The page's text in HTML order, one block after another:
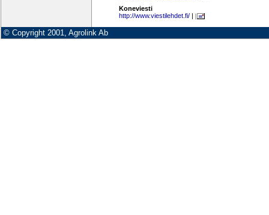
Koneviesti
http://www.viestilehdet.fi/ |
© Copyright 2001, Agrolink Ab